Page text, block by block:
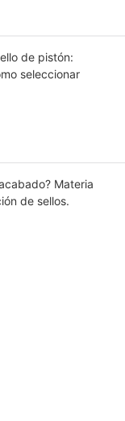
de pistón:
seleccionar
Materia
de sellos.